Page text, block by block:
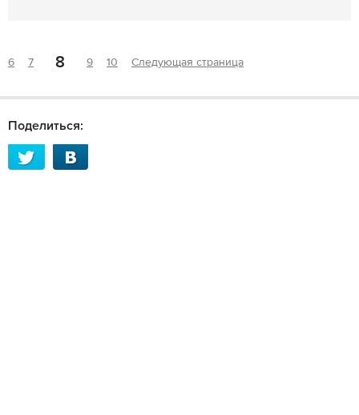
6 7 8 9 10 Следующая страница
Поделиться: